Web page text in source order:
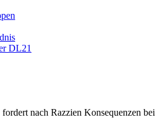
DL21
nach Razzien Konsequenzen bei